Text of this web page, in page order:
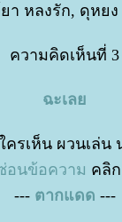
า หลงรัก, ดุหยง
ความคิดเห็นที่ 3
ฉะเล
ครเห็น ผวนเล่น
อนข้อความ คลิ
--- ตากแดด ---